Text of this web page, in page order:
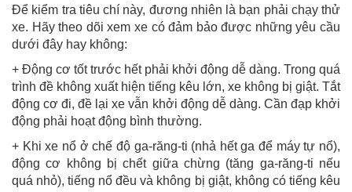
Để kiểm tra tiêu chí này, đương nhiên là bạn phải chạy thử
xe. Hãy theo dõi xem xe có đảm bảo được những yêu cầu
dưới đây hay không:
+ Động cơ tốt trước hết phải khởi động dễ dàng. Trong quá
trình đề không xuất hiện tiếng kêu lớn, xe không bị giật. Tắt
động cơ đi, đề lại xe vẫn khởi động dễ dàng. Cần đạp khởi
động phải hoạt động bình thường.
+ Khi xe nổ ở chế độ ga-răng-ti (nhả hết ga để máy tự nổ),
động cơ không bị chết giữa chừng (tăng ga-răng-ti nếu
quá nhỏ), tiếng nổ đều và không bị giật, không có tiếng kêu